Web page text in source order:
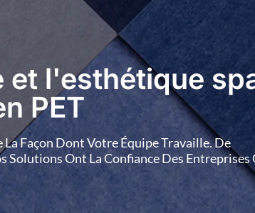
BP-53
l'esthétique
PET
Façon Dont Votre Équipe Travaille. De
Solutions Ont La Confiance Des Entreprises